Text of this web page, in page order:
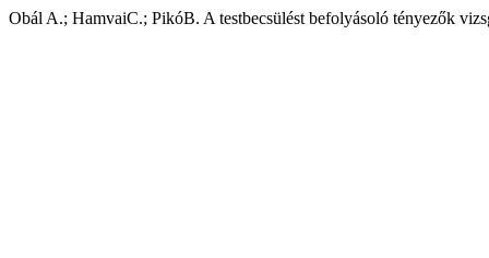
Obál A.; HamvaiC.; PikóB. A testbecsülést befolyásoló tényezők